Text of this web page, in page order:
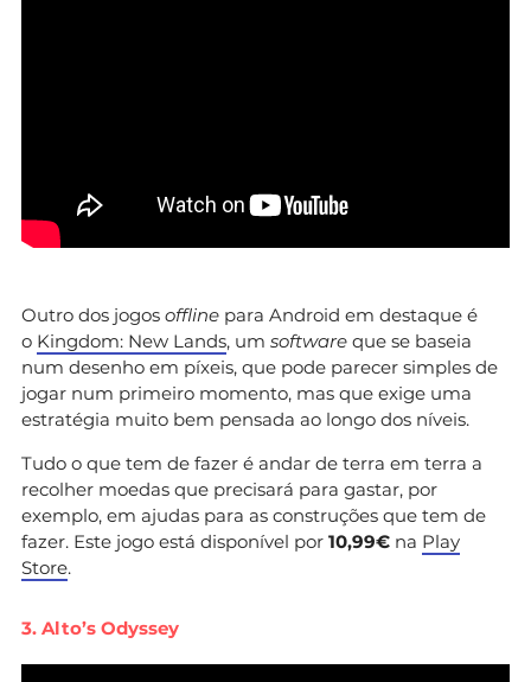
Outro dos jogos offline para Android em destaque é
o Kingdom: New Lands, um software que se baseia
num desenho em píxeis, que pode parecer simples de
jogar num primeiro momento, mas que exige uma
estratégia muito bem pensada ao longo dos níveis.
Tudo o que tem de fazer é andar de terra em terra a
recolher moedas que precisará para gastar, por
exemplo, em ajudas para as construções que tem de
fazer. Este jogo está disponível por 10,99€ na Play
Store.
3. Alto’s Odyssey